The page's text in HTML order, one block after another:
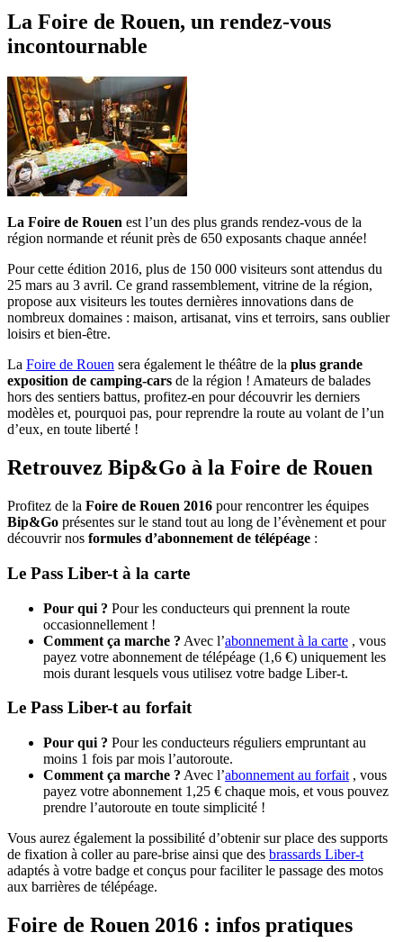
La Foire de Rouen, un rendez-vous
incontournable
La Foire de Rouen est l’un des plus grands rendez-vous de la
région normande et réunit près de 650 exposants chaque année!
Pour cette édition 2016, plus de 150 000 visiteurs sont attendus du
25 mars au 3 avril. Ce grand rassemblement, vitrine de la région,
propose aux visiteurs les toutes dernières innovations dans de
nombreux domaines : maison, artisanat, vins et terroirs, sans oublier
loisirs et bien-être.
La Foire de Rouen sera également le théâtre de la plus grande
exposition de camping-cars de la région ! Amateurs de balades
hors des sentiers battus, profitez-en pour découvrir les derniers
modèles et, pourquoi pas, pour reprendre la route au volant de l’un
d’eux, en toute liberté !
Retrouvez Bip&Go à la Foire de Rouen
Profitez de la Foire de Rouen 2016 pour rencontrer les équipes
Bip&Go présentes sur le stand tout au long de l’évènement et pour
découvrir nos formules d’abonnement de télépéage :
Le Pass Liber-t à la carte
Pour qui ? Pour les conducteurs qui prennent la route
occasionnellement !
Comment ça marche ? Avec l’abonnement à la carte , vous
payez votre abonnement de télépéage (1,6 €) uniquement les
mois durant lesquels vous utilisez votre badge Liber-t.
Le Pass Liber-t au forfait
Pour qui ? Pour les conducteurs réguliers empruntant au
moins 1 fois par mois l’autoroute.
Comment ça marche ? Avec l’abonnement au forfait , vous
payez votre abonnement 1,25 € chaque mois, et vous pouvez
prendre l’autoroute en toute simplicité !
Vous aurez également la possibilité d’obtenir sur place des supports
de fixation à coller au pare-brise ainsi que des brassards Liber-t
adaptés à votre badge et conçus pour faciliter le passage des motos
aux barrières de télépéage.
Foire de Rouen 2016 : infos pratiques